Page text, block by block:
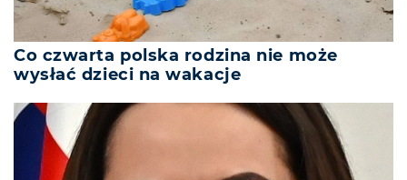
Co czwarta polska rodzina nie może
wysłać dzieci na wakacje